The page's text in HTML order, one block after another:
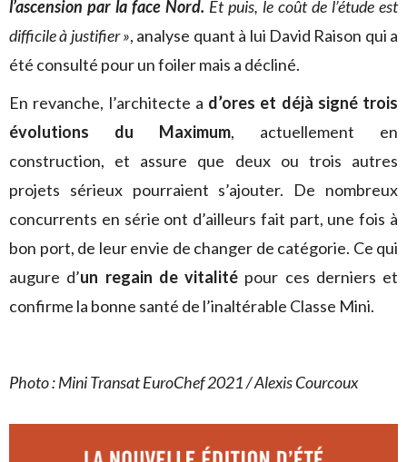
l’ascension par la face Nord. Et puis, le coût de l’étude est
difficile à justifier », analyse quant à lui David Raison qui a
été consulté pour un foiler mais a décliné.
En revanche, l’architecte a d’ores et déjà signé trois
évolutions du Maximum, actuellement en
construction, et assure que deux ou trois autres
projets sérieux pourraient s’ajouter. De nombreux
concurrents en série ont d’ailleurs fait part, une fois à
bon port, de leur envie de changer de catégorie. Ce qui
augure d’un regain de vitalité pour ces derniers et
confirme la bonne santé de l’inaltérable Classe Mini.
Photo : Mini Transat EuroChef 2021 / Alexis Courcoux